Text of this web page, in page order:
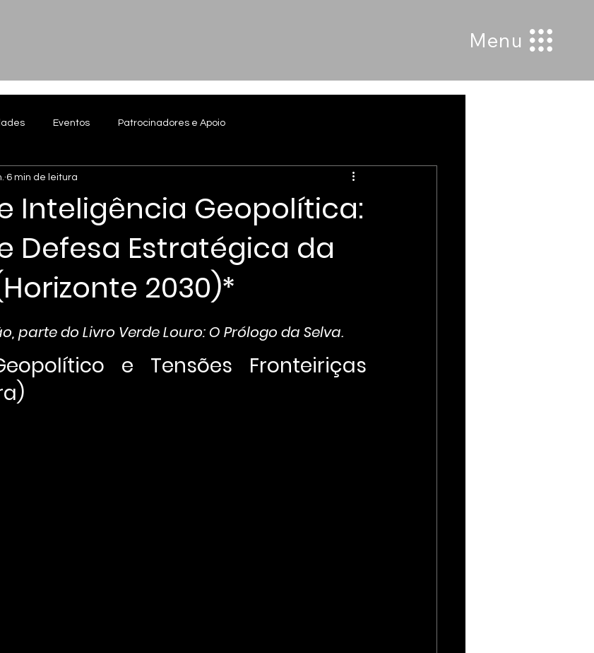
Menu
Eventos Patrocinadores e Apoio
Inteligência Geopolítica:
Defesa Estratégica da
2030)*
6 min de leitura
parte do Livro Verde Louro: O Prólogo da Selva.
e Tensões Fronteiriças